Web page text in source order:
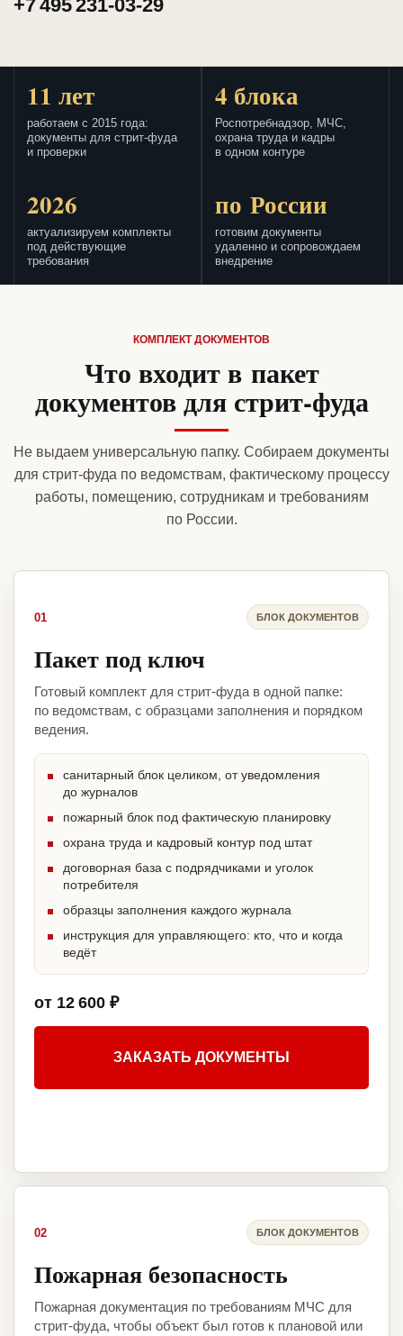
+7 495 231-03-29
11 лет
работаем с 2015 года:
документы для стрит-фуда
и проверки
4 блока
Роспотребнадзор, МЧС,
охрана труда и кадры
в одном контуре
2026
актуализируем комплекты
под действующие
требования
по России
готовим документы
удаленно и сопровождаем
внедрение
КОМПЛЕКТ ДОКУМЕНТОВ
Что входит в пакет
документов для стрит-фуда
Не выдаем универсальную папку. Собираем документы
для стрит-фуда по ведомствам, фактическому процессу
работы, помещению, сотрудникам и требованиям
по России.
01 БЛОК ДОКУМЕНТОВ
Пакет под ключ
Готовый комплект для стрит-фуда в одной папке:
по ведомствам, с образцами заполнения и порядком
ведения.
санитарный блок целиком, от уведомления
до журналов
пожарный блок под фактическую планировку
охрана труда и кадровый контур под штат
договорная база с подрядчиками и уголок
потребителя
образцы заполнения каждого журнала
инструкция для управляющего: кто, что и когда
ведёт
от 12 600 ₽
ЗАКАЗАТЬ ДОКУМЕНТЫ
02 БЛОК ДОКУМЕНТОВ
Пожарная безопасность
Пожарная документация по требованиям МЧС для
стрит-фуда, чтобы объект был готов к плановой или